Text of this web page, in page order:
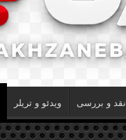
نقد و بررسی ویدئو و تریلر